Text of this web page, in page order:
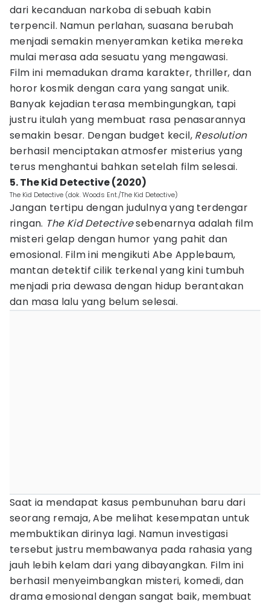
dari kecanduan narkoba di sebuah kabin
terpencil. Namun perlahan, suasana berubah
menjadi semakin menyeramkan ketika mereka
mulai merasa ada sesuatu yang mengawasi.
Film ini memadukan drama karakter, thriller, dan
horor kosmik dengan cara yang sangat unik.
Banyak kejadian terasa membingungkan, tapi
justru itulah yang membuat rasa penasarannya
semakin besar. Dengan budget kecil, Resolution
berhasil menciptakan atmosfer misterius yang
terus menghantui bahkan setelah film selesai.
5. The Kid Detective (2020)
The Kid Detective (dok. Woods Ent./The Kid Detective)
Jangan tertipu dengan judulnya yang terdengar
ringan. The Kid Detectivesebenarnya adalah film
misteri gelap dengan humor yang pahit dan
emosional. Film ini mengikuti Abe Applebaum,
mantan detektif cilik terkenal yang kini tumbuh
menjadi pria dewasa dengan hidup berantakan
dan masa lalu yang belum selesai.
Saat ia mendapat kasus pembunuhan baru dari
seorang remaja, Abe melihat kesempatan untuk
membuktikan dirinya lagi. Namun investigasi
tersebut justru membawanya pada rahasia yang
jauh lebih kelam dari yang dibayangkan. Film ini
berhasil menyeimbangkan misteri, komedi, dan
drama emosional dengan sangat baik, membuat